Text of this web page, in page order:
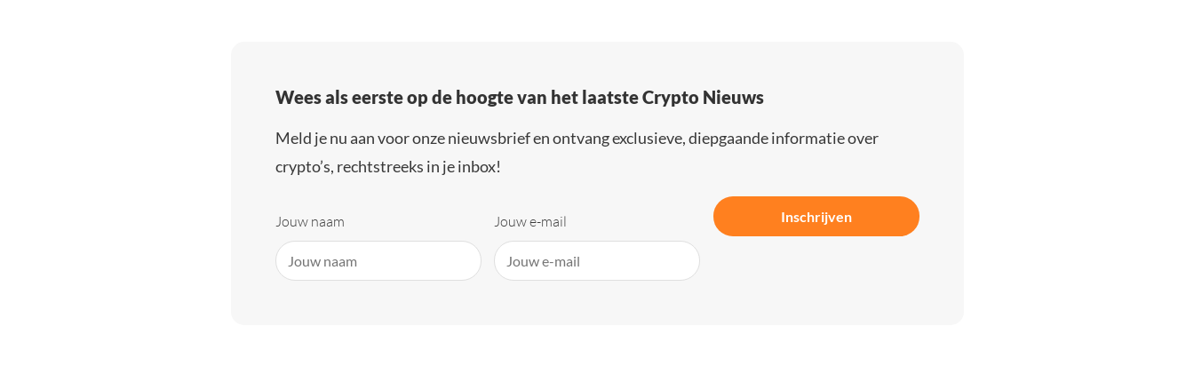
Wees als eerste op de hoogte van het laatste Crypto Nieuws
Meld je nu aan voor onze nieuwsbrief en ontvang exclusieve, diepgaande informatie over
crypto’s, rechtstreeks in je inbox!
Jouw naam Jouw e-mail Inschrijven